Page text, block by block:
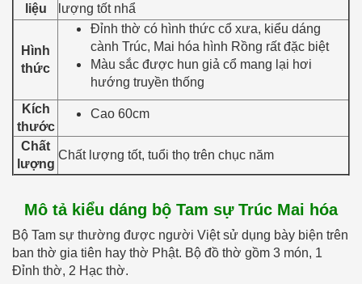
liệu
lượng tốt nhẩ
Hình
thức
Đỉnh thờ có hình thức cổ xưa, kiểu dáng
cành Trúc, Mai hóa hình Rồng rất đặc biệt
Màu sắc được hun giả cổ mang lại hơi
hướng truyền thống
Kích
thước
Cao 60cm
Chất
lượng
Chất lượng tốt, tuổi thọ trên chục năm
Mô tả kiểu dáng bộ Tam sự Trúc Mai hóa
Bộ Tam sự thường được người Việt sử dụng bày biện trên
ban thờ gia tiên hay thờ Phật. Bộ đồ thờ gồm 3 món, 1
Đỉnh thờ, 2 Hạc thờ.